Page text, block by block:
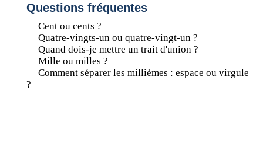
Questions fréquentes
Cent ou cents ?
Quatre-vingts-un ou quatre-vingt-un ?
Quand dois-je mettre un trait d'union ?
Mille ou milles ?
Comment séparer les millièmes : espace ou virgule
?